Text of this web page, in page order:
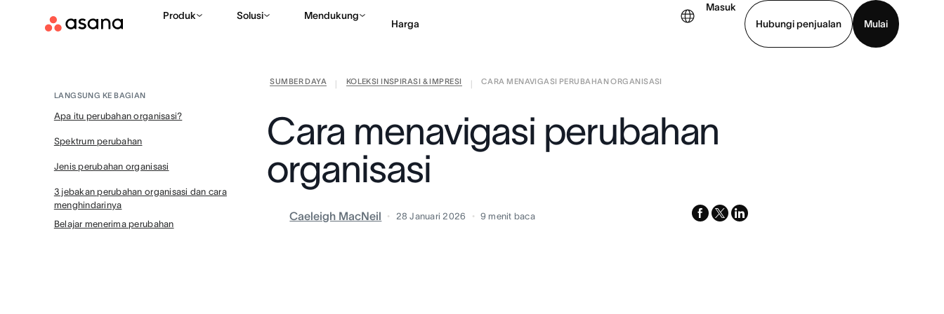
Produk Solusi Mendukung
Harga
Masuk
Hubungi penjualan
Mulai
Hubungi penjualan Lihat demo
SUMBER DAYA KOLEKSI INSPIRASI & IMPRESI CARA MENAVIGASI PERUBAHAN ORGANISASI
Cara menavigasi perubahan
organisasi
Caeleigh MacNeil 28 Januari 2026 9 menit baca facebook
x-
linkedin
LANGSUNG KE BAGIAN
Apa itu perubahan organisasi?
Spektrum perubahan
Jenis perubahan organisasi
3 jebakan perubahan organisasi dan cara
menghindarinya
Belajar menerima perubahan